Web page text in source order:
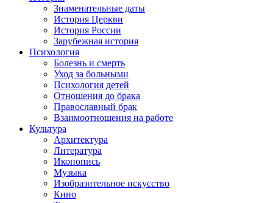
Знаменательные даты
История Церкви
История России
Зарубежная история
Психология
Болезнь и смерть
Уход за больными
Психология детей
Отношения до брака
Православный брак
Взаимоотношения на работе
Культура
Архитектура
Литература
Иконопись
Музыка
Изобразительное искусство
Кино